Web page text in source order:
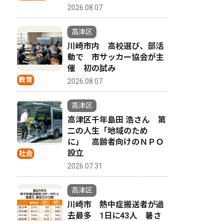
2026.08.07
教育
高津区
川崎市内 高校選び、部活
動で 市サッカー協会が主
催 初の試み
2026.08.07
社会
高津区
高津区千年島田 浩さん 第
二の人生「地域のため
に」 高齢者向けのＮＰＯ
設立
2026.07.31
高津区
川崎市 熱中症搬送者が過
去最多 1日に43人 暑さ